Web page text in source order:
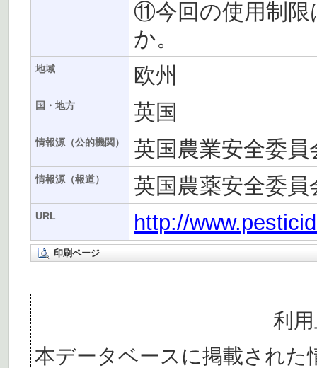
⑪今回の使用制限
か。
地域 欧州
国・地方 英国
情報源（公的機関） 英国農業安全委員
情報源（報道） 英国農薬安全委員
URL http://
印刷ページ
利
本データベースに掲載された